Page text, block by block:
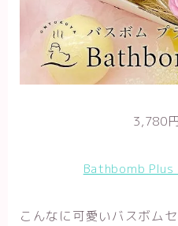
3,780
Bathbomb
こんなに可愛いバスボム